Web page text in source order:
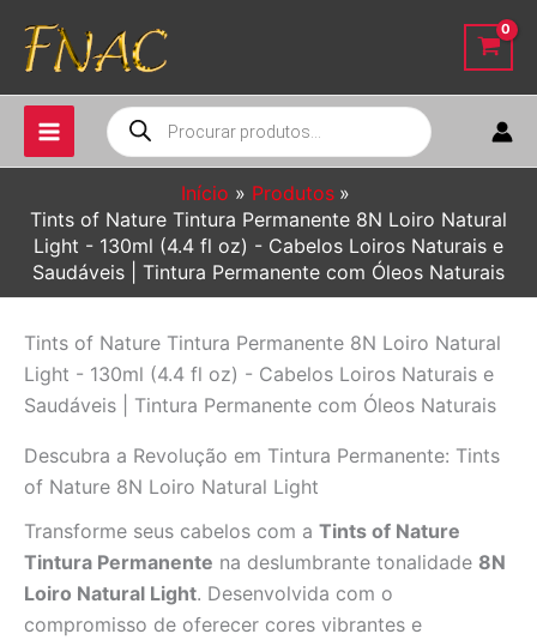
para
conteúdo
Pesquisar
produtos
Início
Produtos
Tints of Nature Tintura Permanente 8N Loiro Natural
Light - 130ml (4.4 fl oz) - Cabelos Loiros Naturais e
Saudáveis | Tintura Permanente com Óleos Naturais
Tints of Nature Tintura Permanente 8N Loiro Natural
Light - 130ml (4.4 fl oz) - Cabelos Loiros Naturais e
Saudáveis | Tintura Permanente com Óleos Naturais
Descubra a Revolução em Tintura Permanente: Tints
of Nature 8N Loiro Natural Light
Transforme seus cabelos com a Tints of Nature
Tintura Permanente na deslumbrante tonalidade 8N
Loiro Natural Light. Desenvolvida com o
compromisso de oferecer cores vibrantes e